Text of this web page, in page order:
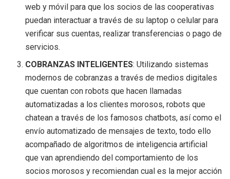
web y móvil para que los socios de las cooperativas
puedan interactuar a través de su laptop o celular para
verificar sus cuentas, realizar transferencias o pago de
servicios.
COBRANZAS INTELIGENTES: Utilizando sistemas
modernos de cobranzas a través de medios digitales
que cuentan con robots que hacen llamadas
automatizadas a los clientes morosos, robots que
chatean a través de los famosos chatbots, así como el
envío automatizado de mensajes de texto, todo ello
acompañado de algoritmos de inteligencia artificial
que van aprendiendo del comportamiento de los
socios morosos y recomiendan cual es la mejor acción